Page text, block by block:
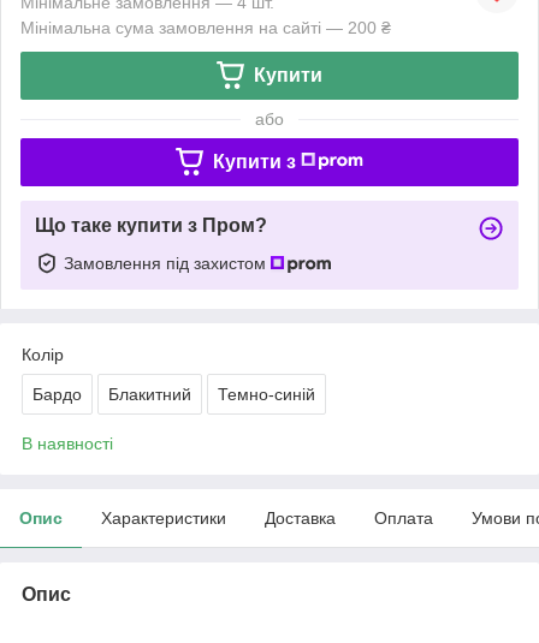
Мінімальна сума замовлення на сайті — 200 ₴
Купити
або
Купити з
Що таке купити з Пром?
Замовлення під захистом
Колір
Бардо Блакитний Темно-синій
В наявності
Опис Характеристики Доставка Оплата Умови
Опис